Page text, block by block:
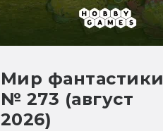
Мир фантастики
№ 273 (август
2026)